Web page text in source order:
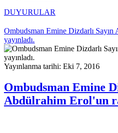
DUYURULAR
Ombudsman Emine Dizdarlı
yayınladı.
Yayınlanma tarihi: Eki 7, 2016
Ombudsman Emine
Abdülrahim Erol'un